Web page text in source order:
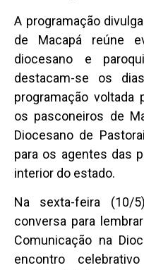
A programação
de Macapá reúne
diocesano e
destacam-se os
programação voltada
os pasconeiros de
Diocesano de
para os agentes das
interior do estado.
Na sexta-feira (10/
conversa para
Comunicação na
encontro